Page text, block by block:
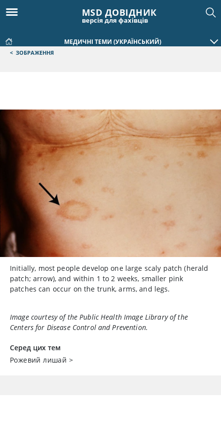
MSD ДОВІДНИК
версія для фахівців
МЕДИЧНІ ТЕМИ (УКРАЇНСЬКИЙ)
< ЗОБРАЖЕННЯ
Initially, most people develop one large scaly patch (herald
patch; arrow), and within 1 to 2 weeks, smaller pink
patches can occur on the trunk, arms, and legs.
Image courtesy of the Public Health Image Library of the
Centers for Disease Control and Prevention.
Серед цих тем
Рожевий лишай >